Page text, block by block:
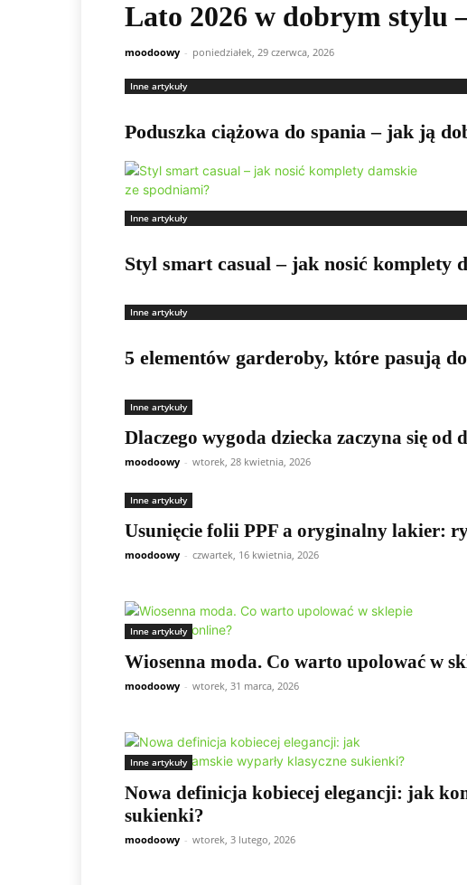
Lato 2026 w dobrym stylu
moodoowy - poniedziałek, 29 czerwca, 2026
Inne artykuły
Poduszka ciążowa do spania – jak ją
Inne artykuły
Styl smart casual – jak nosić komplety
Inne artykuły
5 elementów garderoby, które pasują
Inne artykuły
Dlaczego wygoda dziecka zaczyna się
moodoowy - wtorek, 28 kwietnia, 2026
Inne artykuły
Usunięcie folii PPF a oryginalny lakier:
moodoowy - czwartek, 16 kwietnia, 2026
Inne artykuły
Wiosenna moda. Co warto upolować w
moodoowy - wtorek, 31 marca, 2026
Inne artykuły
Nowa definicja kobiecej elegancji: jak
sukienki?
moodoowy - wtorek, 3 lutego, 2026